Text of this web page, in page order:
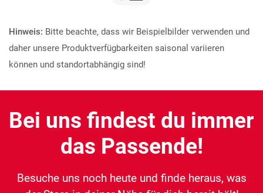
Hinweis: Bitte beachte, dass wir Beispielbilder verwenden und
daher unsere Produktverfügbarkeiten saisonal variieren
können und standortabhängig sind!
Bei uns findest du immer
das Passende!
Besuche uns noch heute und finde heraus, was